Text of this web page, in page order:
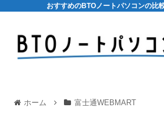
おすすめのBTOノートパソコンの比
ホーム 富士通WEBMART